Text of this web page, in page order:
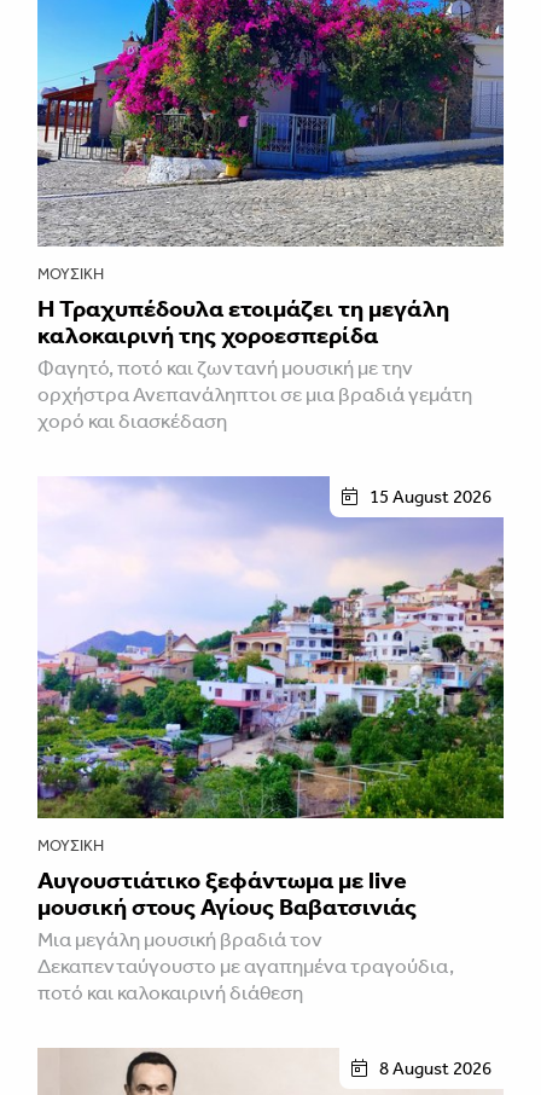
ΜΟΥΣΙΚΉ
Η Τραχυπέδουλα ετοιμάζει τη μεγάλη
καλοκαιρινή της χοροεσπερίδα
Φαγητό, ποτό και ζωντανή μουσική με την
ορχήστρα Ανεπανάληπτοι σε μια βραδιά γεμάτη
χορό και διασκέδαση
15 August 2026
ΜΟΥΣΙΚΉ
Αυγουστιάτικο ξεφάντωμα με live
μουσική στους Αγίους Βαβατσινιάς
Μια μεγάλη μουσική βραδιά τον
Δεκαπενταύγουστο με αγαπημένα τραγούδια,
ποτό και καλοκαιρινή διάθεση
8 August 2026